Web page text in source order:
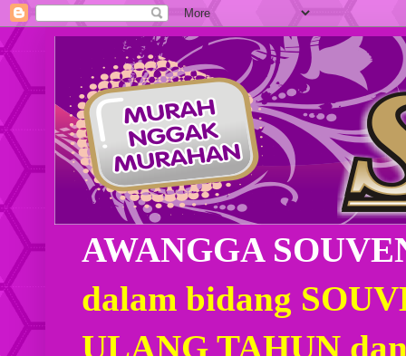
AWANGGA
dalam bidang
ULANG TAHUN